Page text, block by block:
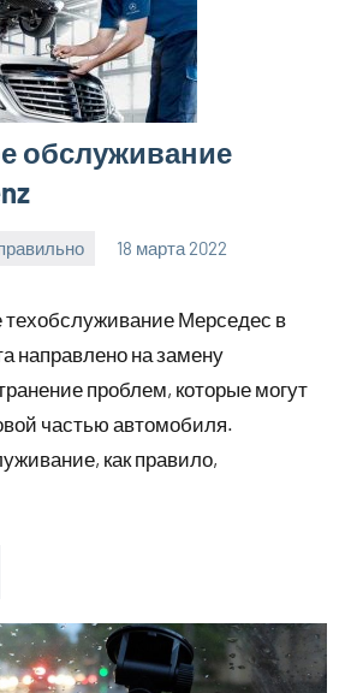
обслуживание
18 марта 2022
техобслуживание Мерседес в
направлено на замену
проблем, которые могут
частью автомобиля.
как правило,